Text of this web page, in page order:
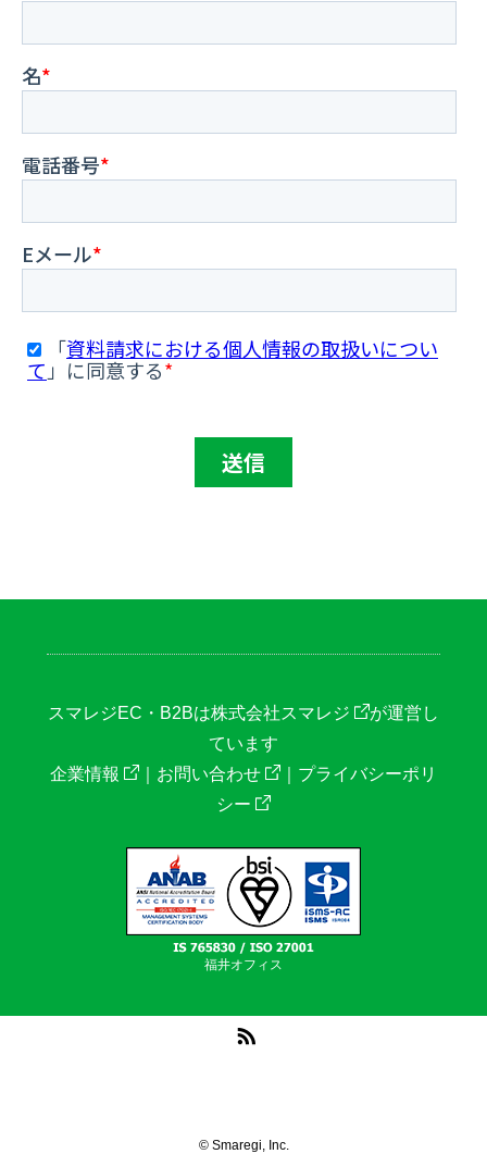
スマレジEC・B2Bは株式会社スマレジ
が運営し
ています
企業情報
｜ お問い合わせ ｜ プライバシーポリ
シー
福井オフィス
© Smaregi, Inc.